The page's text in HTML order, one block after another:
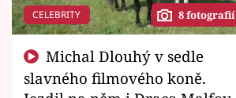
CELEBRITY 8 fotografií
slavného filmového koně.